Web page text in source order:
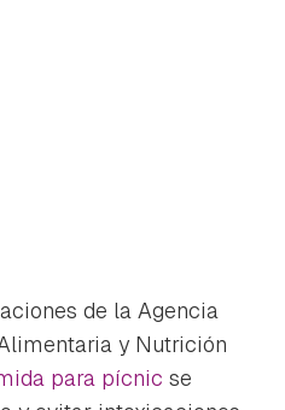
de la Agencia
y Nutrición
para pícnic se